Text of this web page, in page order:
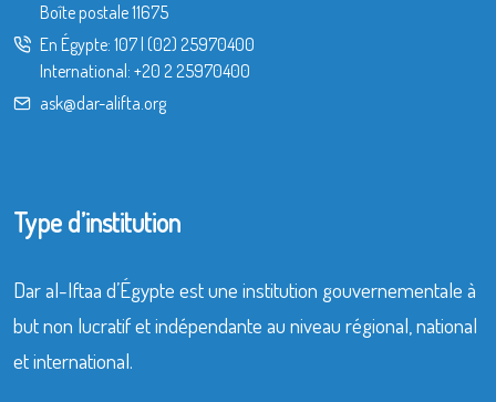
Boîte postale 11675
En Égypte: 107 (02) 25970400
International: +20 2 25970400
ask@dar-alifta.org
Type d’institution
Dar al-Iftaa d’Égypte est une institution gouvernementale à
but non lucratif et indépendante au niveau régional, national
et international.